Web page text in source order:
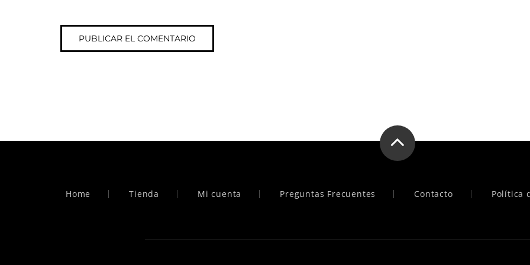
Home Tienda Mi cuenta Preguntas Frecuentes Contacto Política